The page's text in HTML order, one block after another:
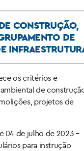
CONSTRUÇÃO,
DE
os critérios e
de
projetos de
04 de julho de 2023 –
para instrução